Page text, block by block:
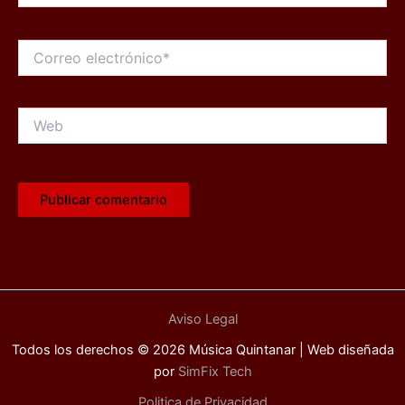
electrónico*
Aviso Legal
Todos los derechos © 2026 Música Quintanar | Web diseñada
porSimFix Tech